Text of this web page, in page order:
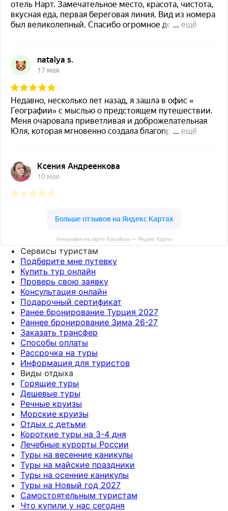
География на карте Батайска — Яндекс Карты
Сервисы туристам
Подберите мне путевку
Купить тур онлайн
Проверь свою заявку
Консультация онлайн
Подарочный сертификат
Ранее бронирование Турция 2027
Раннее бронирование Зима 26-27
Заказать трансфер
Способы оплаты
Рассрочка на туры
Информация для туристов
Виды отдыха
Горящие туры
Дешевые туры
Речные круизы
Морские круизы
Отдых с детьми
Короткие туры на 3-4 дня
Лечебные курорты России
Туры на весенние каникулы
Туры на майские праздники
Туры на осенние каникулы
Туры на Новый год 2027
Самостоятельным туристам
Что купили у нас сегодня